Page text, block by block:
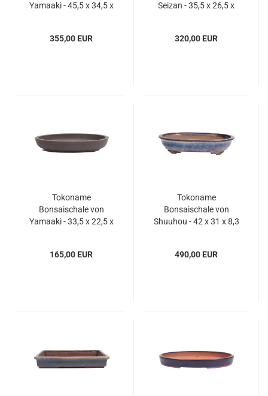
Yamaaki - 45,5 x 34,5 x
355,00 EUR
Seizan - 35,5 x 26,5 x
320,00 EUR
Tokoname
Bonsaischale von
Yamaaki - 33,5 x 22,5 x
165,00 EUR
Tokoname
Bonsaischale von
Shuuhou - 42 x 31 x 8,3
490,00 EUR